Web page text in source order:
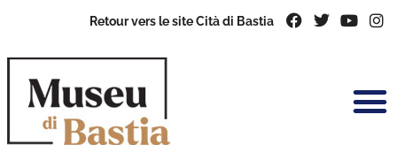
Retour vers le site Cità di Bastia